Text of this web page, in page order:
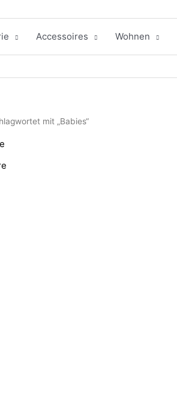
Accessoires Wohnen
mit „Babies“